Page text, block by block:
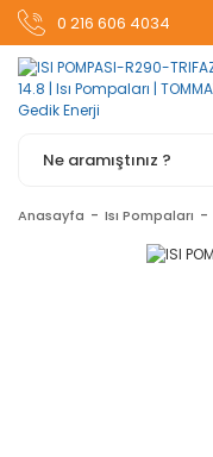
0 216 606 4034
Anasayfa Isı Pompaları